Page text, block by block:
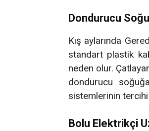
Dondurucu
Kış aylarında
standart plastik
neden olur.
dondurucu
sistemlerinin
Bolu Elektrikçi